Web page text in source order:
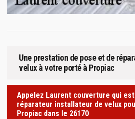
Une prestation de pose et de
velux à votre porté à Propiac
Appelez Laurent couverture qui
réparateur installateur de velux
Propiac dans le 26170